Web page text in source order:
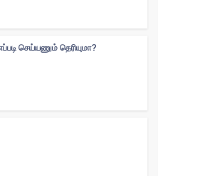
செய்யணும் தெரியுமா?